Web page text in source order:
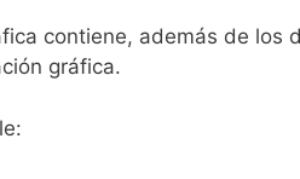
contiene, además de
gráfica.